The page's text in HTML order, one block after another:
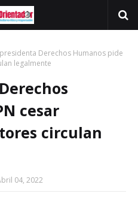
Derechos Humanos pide
legalmente
cesar
circulan
04, 2022